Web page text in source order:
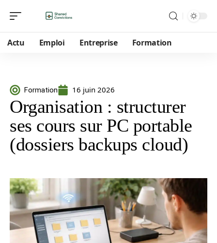
Actu Emploi Entreprise Formation
Formation 16 juin 2026
Organisation : structurer
ses cours sur PC portable
(dossiers backups cloud)